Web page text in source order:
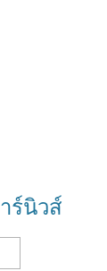
ร์นิวส์